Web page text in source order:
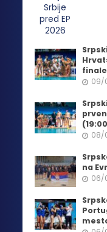
finale
09/
08/
na
06/